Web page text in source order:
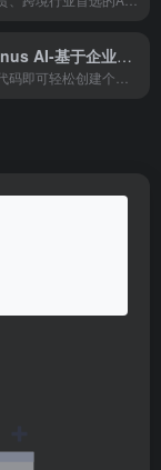
Vanus AI-基于企业业务轻松构建 定制化 机器人